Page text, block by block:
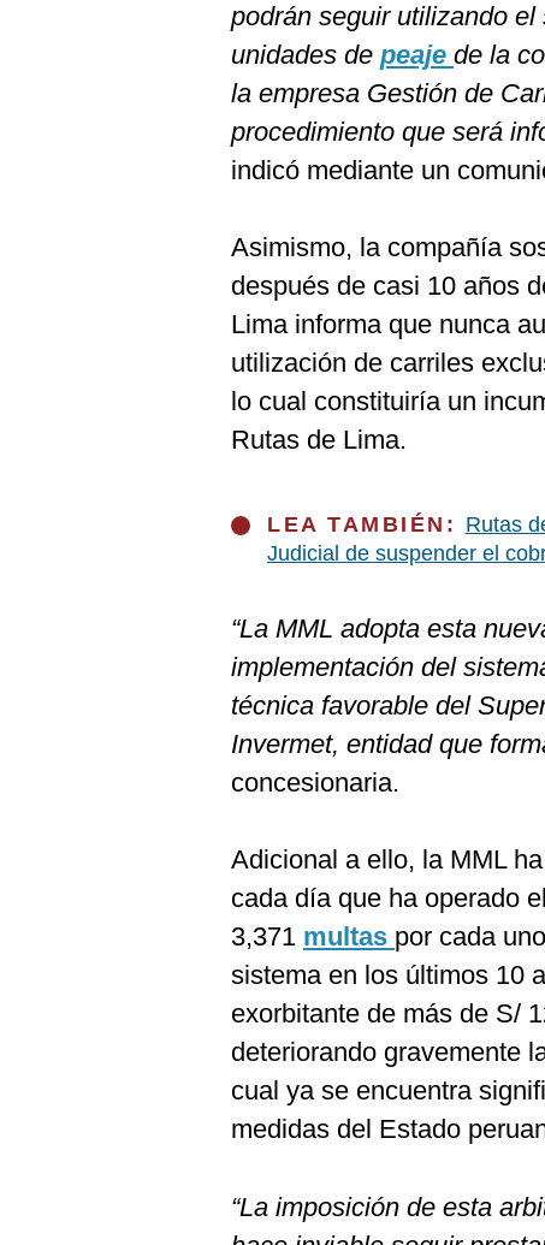
podrán seguir utilizando
unidades de peaje de la
la empresa Gestión de
procedimiento que será
indicó mediante un
Asimismo, la compañía
después de casi 10 años
Lima informa que nunca
utilización de carriles
lo cual constituiría un
Rutas de Lima.
LEA TAMBIÉN: Rutas
Judicial de suspender el
“La MML adopta esta
implementación del
técnica favorable del
Invermet, entidad que
concesionaria.
Adicional a ello, la MML
cada día que ha operado
3,371 multas por cada
sistema en los últimos 10
exorbitante de más de S/
deteriorando gravemente
cual ya se encuentra
medidas del Estado
“La imposición de esta